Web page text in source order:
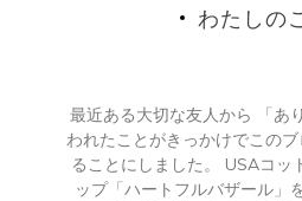
わたしの
最近ある大切な友人から 「あ
われたことがきっかけでこの
ることにしました。 USAコッ
ップ「ハートフルバザール」